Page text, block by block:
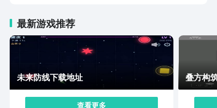
最新游戏推荐
未来防线下载地址
查看更多
叠方构